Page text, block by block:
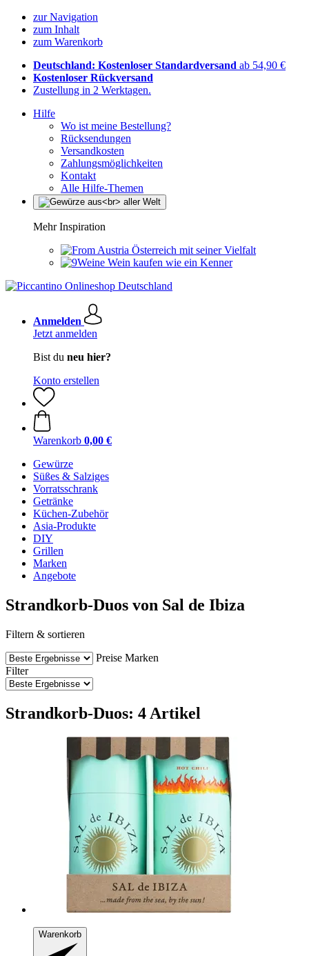
zur Navigation
zum Inhalt
zum Warenkorb
Deutschland: Kostenloser Standardversand ab 54,90 €
Kostenloser Rückversand
Zustellung in 2 Werktagen.
Hilfe
Wo ist meine Bestellung?
Rücksendungen
Versandkosten
Zahlungsmöglichkeiten
Kontakt
Alle Hilfe-Themen
Mehr Inspiration
Österreich mit seiner Vielfalt
Wein kaufen wie ein Kenner
Anmelden
Jetzt anmelden
Bist du neu hier?
Konto erstellen
Warenkorb 0,00 €
Gewürze
Süßes & Salziges
Vorratsschrank
Getränke
Küchen-Zubehör
Asia-Produkte
DIY
Grillen
Marken
Angebote
Strandkorb-Duos von Sal de Ibiza
Filtern & sortieren
Preise Marken
Filter
Strandkorb-Duos: 4 Artikel
Warenkorb